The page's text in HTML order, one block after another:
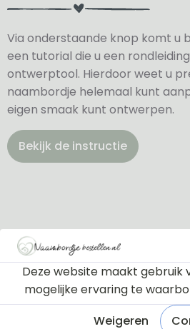
Via onderstaande knop komt u
een tutorial die u een
ontwerptool. Hierdoor weet u
naambordje helemaal kunt
eigen smaak kunt ontwerpen.
Bekijk de instructie
Deze website maakt gebruik
mogelijke ervaring te
Weigeren